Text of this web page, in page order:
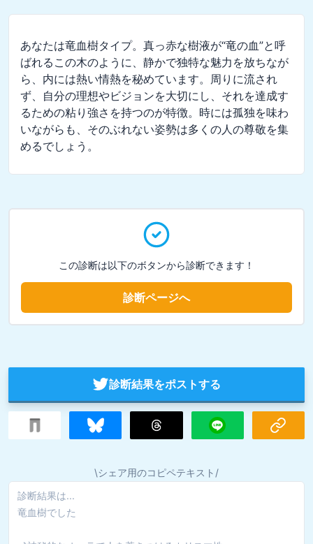
あなたは竜血樹タイプ。真っ赤な樹液が“竜の血”と呼
ばれるこの木のように、静かで独特な魅力を放ちなが
ら、内には熱い情熱を秘めています。周りに流され
ず、自分の理想やビジョンを大切にし、それを達成す
るための粘り強さを持つのが特徴。時には孤独を味わ
いながらも、そのぶれない姿勢は多くの人の尊敬を集
めるでしょう。
この診断は以下のボタンから診断できます！
診断ページへ
診断結果をポストする
\シェア用のコピペテキスト/